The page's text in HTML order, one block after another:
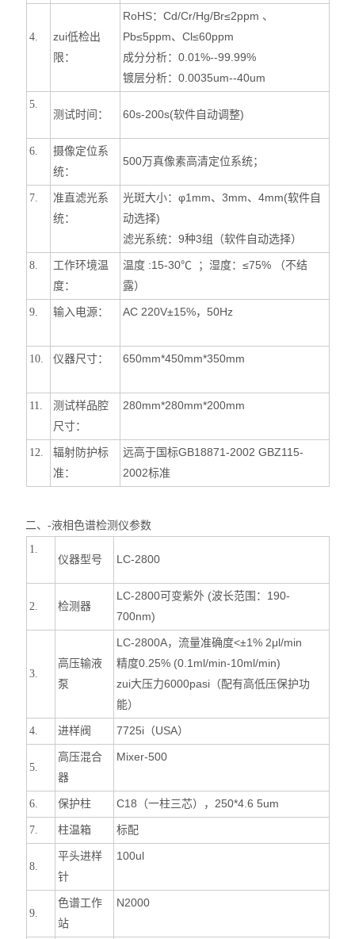
4.
zui低检出
限：
RoHS：Cd/Cr/Hg/Br≤2ppm 、
Pb≤5ppm、Cl≤60ppm
成分分析：0.01%--99.99%
镀层分析：0.0035um--40um
5.
测试时间： 60s-200s(软件自动调整)
6.
摄像定位系
统：
500万真像素高清定位系统；
7.
准直滤光系
统：
光斑大小：φ1mm、3mm、4mm(软件自
动选择)
滤光系统：9种3组（软件自动选择）
8.
工作环境温
度：
温度 :15-30℃ ；湿度：≤75% （不结
露）
9. 输入电源： AC 220V±15%，50Hz
10. 仪器尺寸： 650mm*450mm*350mm
11.
测试样品腔
尺寸：
280mm*280mm*200mm
12.
辐射防护标
准：
远高于国标GB18871-2002 GBZ115-
2002标准
二、-液相色谱检测仪参数
1.
仪器型号 LC-2800
2. 检测器
LC-2800可变紫外 (波长范围：190-
700nm)
3.
高压输液
泵
LC-2800A，流量准确度<±1% 2μl/min
精度0.25% (0.1ml/min-10ml/min)
zui大压力6000pasi（配有高低压保护功
能）
4. 进样阀 7725i（USA）
5.
高压混合
器
Mixer-500
6. 保护柱 C18 （一柱三芯），250*4.6 5um
7. 柱温箱 标配
8.
平头进样
针
100ul
9.
色谱工作
站
N2000